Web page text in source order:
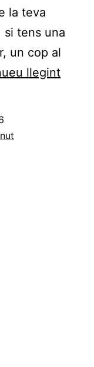
la teva
si tens una
un cop al
llegint